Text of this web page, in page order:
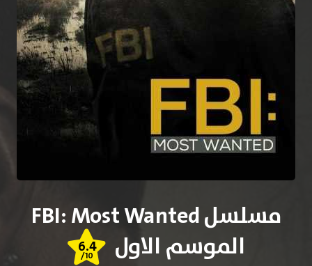
مسلسل FBI: Most Wanted
الموسم الاول
6.4
/10